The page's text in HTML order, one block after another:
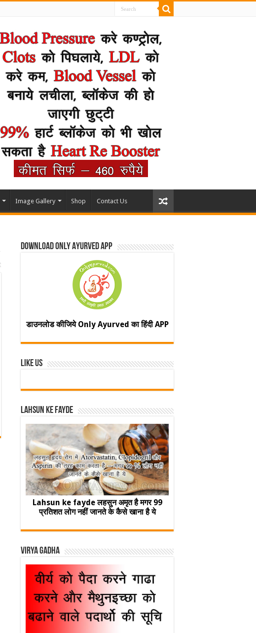
Image Gallery Shop Contact Us
Download Only Ayurved App
डाउनलोड कीजिये Only Ayurved का हिंदी APP
Like Us
Lahsun ke fayde
Lahsun ke fayde लहसुन अमृत है मगर 99
प्रतिशत लोग नहीं जानते के कैसे खाना है ये
Virya Gadha